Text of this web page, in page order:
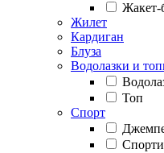
Жакет-
Жилет
Кардиган
Блуза
Водолазки и
Топ
Спорт